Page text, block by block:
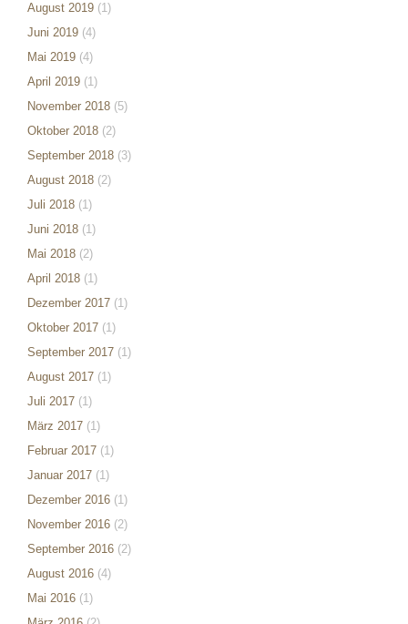
August 2019 (1)
Juni 2019 (4)
Mai 2019 (4)
April 2019 (1)
November 2018 (5)
Oktober 2018 (2)
September 2018 (3)
August 2018 (2)
Juli 2018 (1)
Juni 2018 (1)
Mai 2018 (2)
April 2018 (1)
Dezember 2017 (1)
Oktober 2017 (1)
September 2017 (1)
August 2017 (1)
Juli 2017 (1)
März 2017 (1)
Februar 2017 (1)
Januar 2017 (1)
Dezember 2016 (1)
November 2016 (2)
September 2016 (2)
August 2016 (4)
Mai 2016 (1)